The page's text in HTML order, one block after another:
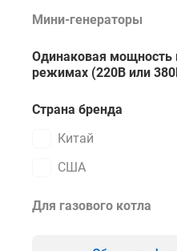
Мини-генераторы
Одинаковая мощность
режимах (220В или
Страна бренда
Китай
США
Для газового котла